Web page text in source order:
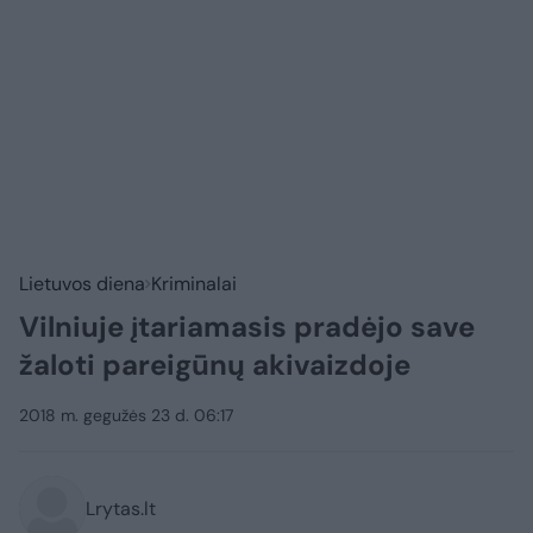
Lietuvos diena Kriminalai
Vilniuje įtariamasis pradėjo save
žaloti pareigūnų akivaizdoje
2018 m. gegužės 23 d. 06:17
Lrytas.lt